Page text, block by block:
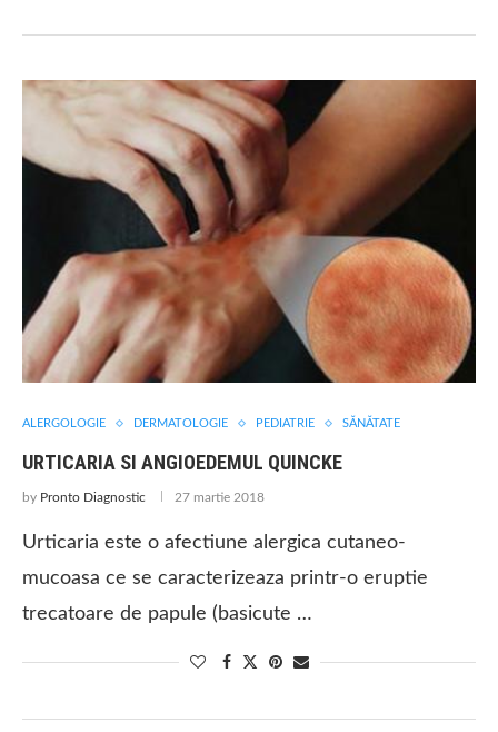
ALERGOLOGIE DERMATOLOGIE PEDIATRIE SĂNĂTATE
URTICARIA SI ANGIOEDEMUL QUINCKE
by Pronto Diagnostic 27 martie 2018
Urticaria este o afectiune alergica cutaneo-
mucoasa ce se caracterizeaza printr-o eruptie
trecatoare de papule (basicute …